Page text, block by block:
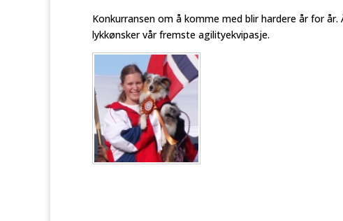
Konkurransen om å komme med blir hardere år for
lykkønsker vår fremste agilityekvipasje.